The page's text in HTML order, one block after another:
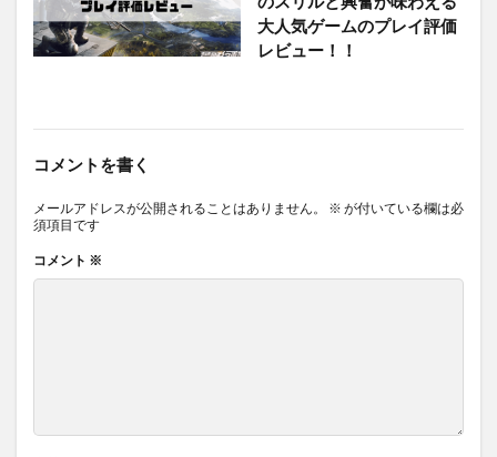
大人気ゲームのプレイ評価
レビュー！！
コメントを書く
メールアドレスが公開されることはありません。 ※ が付いている欄は必
須項目です
コメント ※